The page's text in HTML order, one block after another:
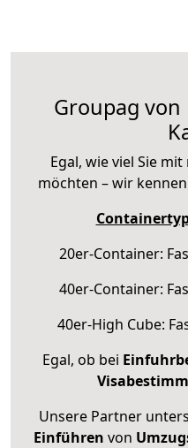
Groupag
Egal, wie viel Sie
möchten – wir
20er-Container:
40er-Container:
40er-High Cube:
Egal, ob bei
Unsere Partner
Einführen von